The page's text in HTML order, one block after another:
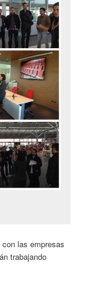
las empresas
trabajando